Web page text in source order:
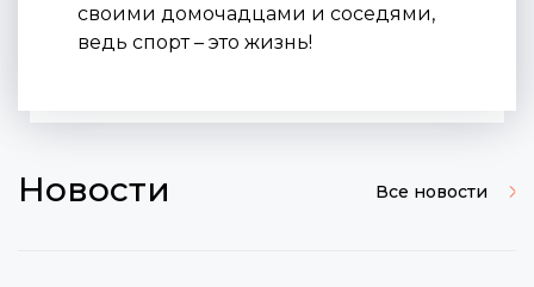
своими домочадцами и соседями,
ведь спорт – это жизнь!
Новости Все новости